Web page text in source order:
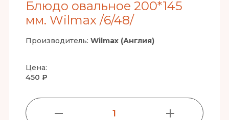
Блюдо овальное 200*145
мм. Wilmax /6/48/
Производитель: Wilmax (Англия)
Цена:
450 ₽
1